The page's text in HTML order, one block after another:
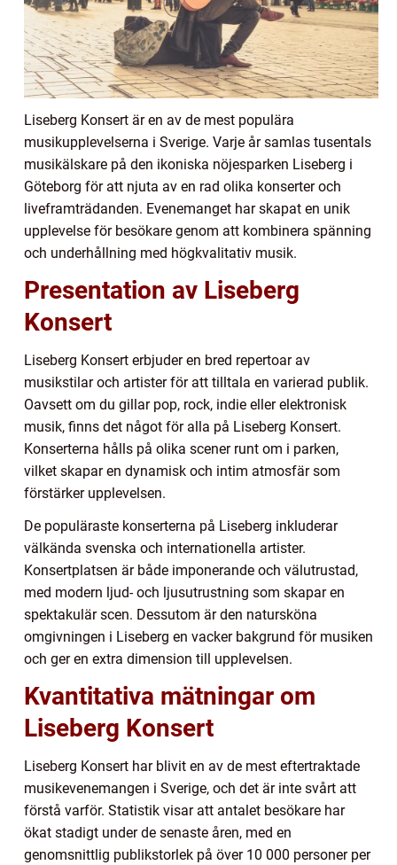
Liseberg Konsert är en av de mest populära
musikupplevelserna i Sverige. Varje år samlas tusentals
musikälskare på den ikoniska nöjesparken Liseberg i
Göteborg för att njuta av en rad olika konserter och
liveframträdanden. Evenemanget har skapat en unik
upplevelse för besökare genom att kombinera spänning
och underhållning med högkvalitativ musik.
Presentation av Liseberg
Konsert
Liseberg Konsert erbjuder en bred repertoar av
musikstilar och artister för att tilltala en varierad publik.
Oavsett om du gillar pop, rock, indie eller elektronisk
musik, finns det något för alla på Liseberg Konsert.
Konserterna hålls på olika scener runt om i parken,
vilket skapar en dynamisk och intim atmosfär som
förstärker upplevelsen.
De populäraste konserterna på Liseberg inkluderar
välkända svenska och internationella artister.
Konsertplatsen är både imponerande och välutrustad,
med modern ljud- och ljusutrustning som skapar en
spektakulär scen. Dessutom är den natursköna
omgivningen i Liseberg en vacker bakgrund för musiken
och ger en extra dimension till upplevelsen.
Kvantitativa mätningar om
Liseberg Konsert
Liseberg Konsert har blivit en av de mest eftertraktade
musikevenemangen i Sverige, och det är inte svårt att
förstå varför. Statistik visar att antalet besökare har
ökat stadigt under de senaste åren, med en
genomsnittlig publikstorlek på över 10 000 personer per